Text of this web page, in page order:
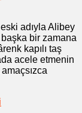
adıyla Alibey
başka bir zamana
kapılı taş
acele etmenin